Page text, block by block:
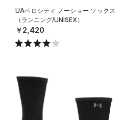
UAベロシティ ノーショー ソックス
（ランニング/UNISEX）
￥2,420